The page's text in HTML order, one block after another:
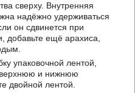
сверху. Внутренняя
надёжно удерживаться
он сдвинется при
добавьте ещё арахиса,
упаковочной лентой,
верхнюю и нижнюю
двойной лентой.